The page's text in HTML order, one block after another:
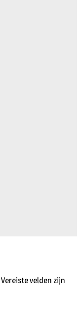
Vereiste velden zijn